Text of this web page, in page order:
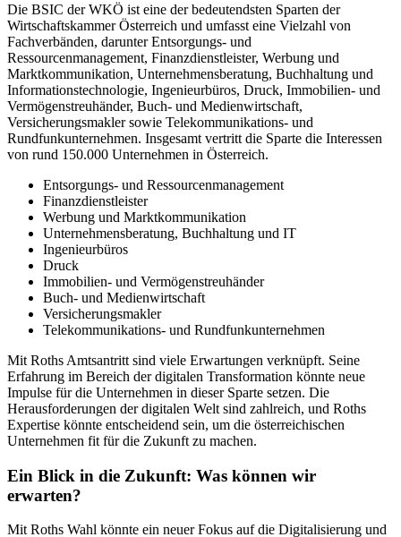
Die BSIC der WKÖ ist eine der bedeutendsten Sparten der
Wirtschaftskammer Österreich und umfasst eine Vielzahl von
Fachverbänden, darunter Entsorgungs- und
Ressourcenmanagement, Finanzdienstleister, Werbung und
Marktkommunikation, Unternehmensberatung, Buchhaltung und
Informationstechnologie, Ingenieurbüros, Druck, Immobilien- und
Vermögenstreuhänder, Buch- und Medienwirtschaft,
Versicherungsmakler sowie Telekommunikations- und
Rundfunkunternehmen. Insgesamt vertritt die Sparte die Interessen
von rund 150.000 Unternehmen in Österreich.
Entsorgungs- und Ressourcenmanagement
Finanzdienstleister
Werbung und Marktkommunikation
Unternehmensberatung, Buchhaltung und IT
Ingenieurbüros
Druck
Immobilien- und Vermögenstreuhänder
Buch- und Medienwirtschaft
Versicherungsmakler
Telekommunikations- und Rundfunkunternehmen
Mit Roths Amtsantritt sind viele Erwartungen verknüpft. Seine
Erfahrung im Bereich der digitalen Transformation könnte neue
Impulse für die Unternehmen in dieser Sparte setzen. Die
Herausforderungen der digitalen Welt sind zahlreich, und Roths
Expertise könnte entscheidend sein, um die österreichischen
Unternehmen fit für die Zukunft zu machen.
Ein Blick in die Zukunft: Was können wir
erwarten?
Mit Roths Wahl könnte ein neuer Fokus auf die Digitalisierung und